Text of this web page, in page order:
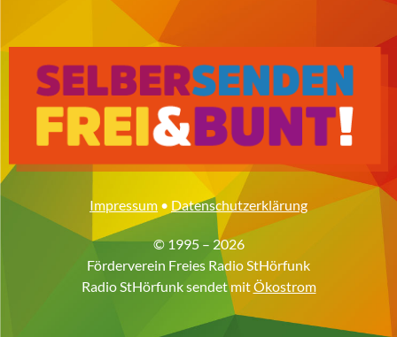
Impressum • Datenschutzerklärung
© 1995 – 2026
Förderverein Freies Radio StHörfunk
Radio StHörfunk sendet mitÖkostrom